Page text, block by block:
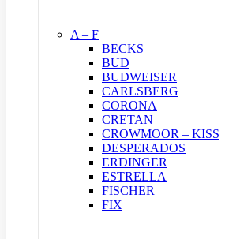
A – F
BECKS
BUD
BUDWEISER
CARLSBERG
CORONA
CRETAN
CROWMOOR – KISS
DESPERADOS
ERDINGER
ESTRELLA
FISCHER
FIX